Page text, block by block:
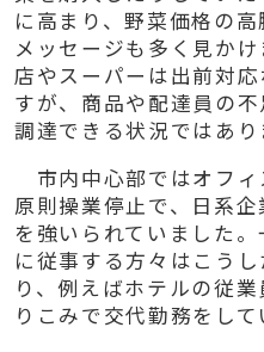
に高まり、野菜価格の
メッセージも多く見か
店やスーパーは出前対
すが、商品や配達員の
調達できる状況ではあり
市内中心部ではオフィ
原則操業停止で、日系
を強いられていました
に従事する方々はこう
り、例えばホテルの従
りこみで交代勤務をして